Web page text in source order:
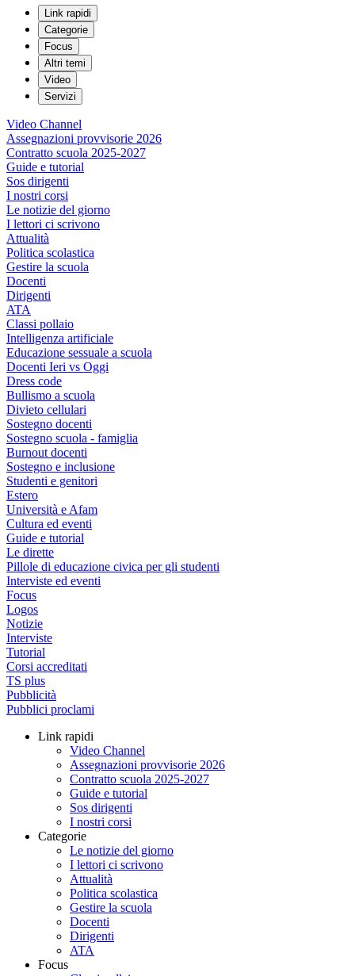
Link rapidi
Categorie
Focus
Altri temi
Video
Servizi
Video Channel
Assegnazioni provvisorie 2026
Contratto scuola 2025-2027
Guide e tutorial
Sos dirigenti
I nostri corsi
Le notizie del giorno
I lettori ci scrivono
Attualità
Politica scolastica
Gestire la scuola
Docenti
Dirigenti
ATA
Classi pollaio
Intelligenza artificiale
Educazione sessuale a scuola
Docenti Ieri vs Oggi
Dress code
Bullismo a scuola
Divieto cellulari
Sostegno docenti
Sostegno scuola - famiglia
Burnout docenti
Sostegno e inclusione
Studenti e genitori
Estero
Università e Afam
Cultura ed eventi
Guide e tutorial
Le dirette
Pillole di educazione civica per gli studenti
Interviste ed eventi
Focus
Logos
Notizie
Interviste
Tutorial
Corsi accreditati
TS plus
Pubblicità
Pubblici proclami
Link rapidi
Video Channel
Assegnazioni provvisorie 2026
Contratto scuola 2025-2027
Guide e tutorial
Sos dirigenti
I nostri corsi
Categorie
Le notizie del giorno
I lettori ci scrivono
Attualità
Politica scolastica
Gestire la scuola
Docenti
Dirigenti
ATA
Focus